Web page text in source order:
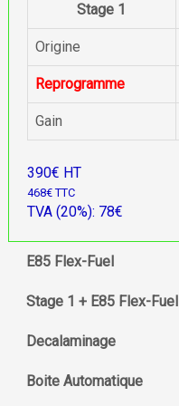
Stage 1
Origine
Reprogramme
Gain
390€ HT
468€ TTC
TVA (20%): 78€
E85 Flex-Fuel
Stage 1 + E85 Flex-Fuel
Decalaminage
Boite Automatique